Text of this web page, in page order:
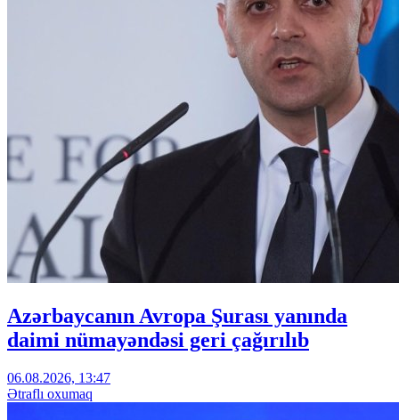
Azərbaycanın Avropa Şurası yanında
daimi nümayəndəsi geri çağırılıb
06.08.2026, 13:47
Ətraflı oxumaq